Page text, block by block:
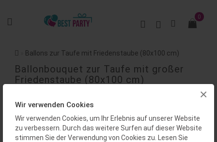
×
Wir verwenden Cookies
Wir verwenden Cookies, um Ihr Erlebnis auf unserer Website
zu verbessern. Durch das weitere Surfen auf dieser Website
stimmen Sie der Verwendung von Cookies zu. Lesen Sie
0
Ballons zur Taufe mit Friedenstaube (80x100 cm)
Ballonbouquet zur Taufe mit großer
Friedenstaube (80x100 cm)